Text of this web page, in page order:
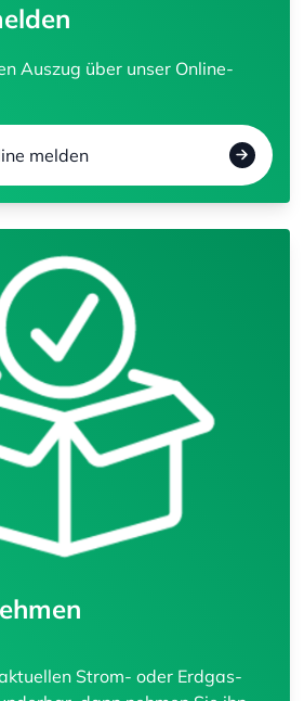
Auszug über unser Online-
melden
Strom- oder Erdgas-